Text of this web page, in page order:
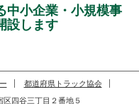
中小企業・小規模事
設します
都道府県トラック協会
四谷三丁目２番地５